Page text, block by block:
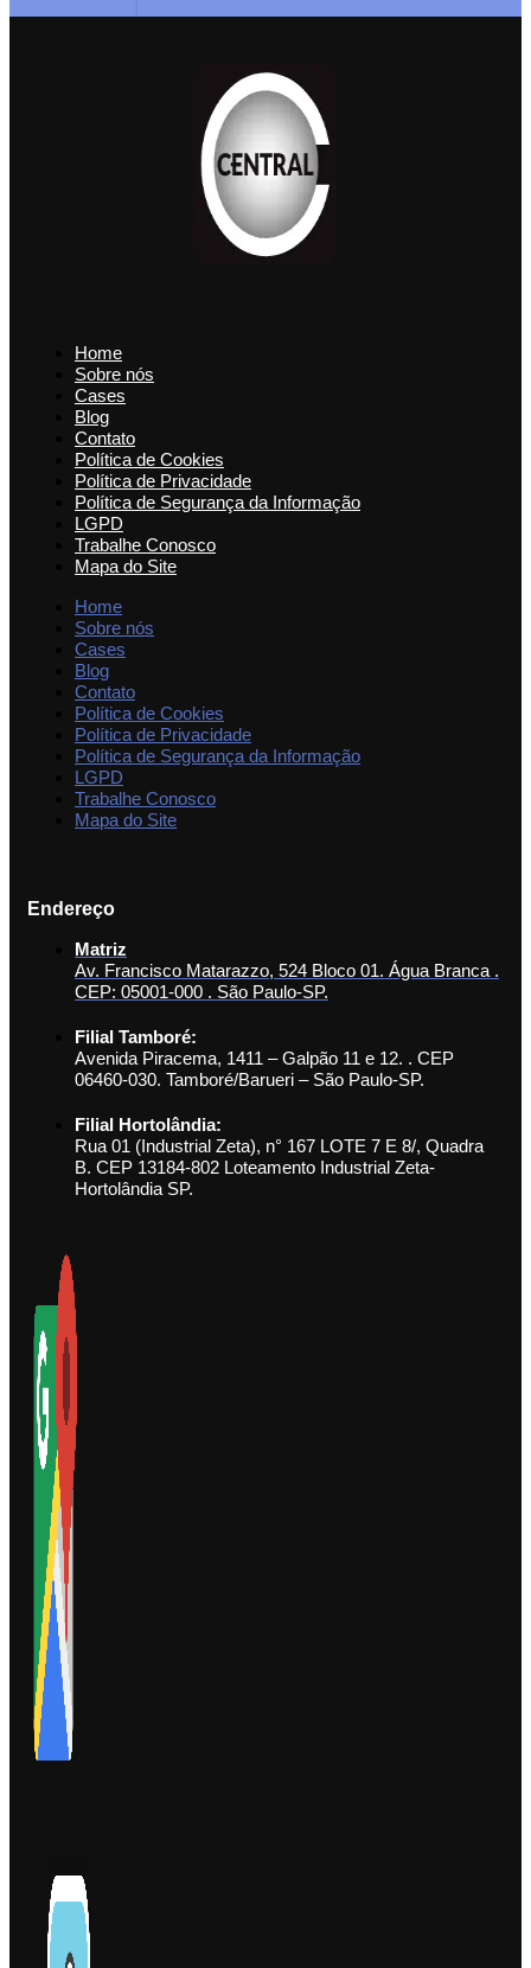
Home
Sobre nós
Cases
Blog
Contato
Política de Cookies
Política de Privacidade
Política de Segurança da Informação
LGPD
Trabalhe Conosco
Mapa do Site
Home
Sobre nós
Cases
Blog
Contato
Política de Cookies
Política de Privacidade
Política de Segurança da Informação
LGPD
Trabalhe Conosco
Mapa do Site
Endereço
Matriz
Av. Francisco Matarazzo, 524 Bloco 01. Água Branca .
CEP: 05001-000 . São Paulo-SP.
Filial Tamboré:
Avenida Piracema, 1411 – Galpão 11 e 12. . CEP
06460-030. Tamboré/Barueri – São Paulo-SP.
Filial Hortolândia:
Rua 01 (Industrial Zeta), n° 167 LOTE 7 E 8/, Quadra
B. CEP 13184-802 Loteamento Industrial Zeta-
Hortolândia SP.